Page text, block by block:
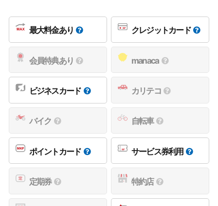
最大料金あり クレジットカード
会員特典あり manaca
ビジネスカード カリテコ
バイク 自転車
ポイントカード サービス券利用
定期券 特約店